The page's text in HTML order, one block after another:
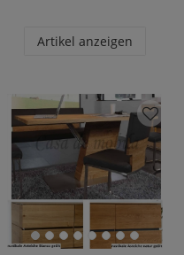
Artikel anzeigen